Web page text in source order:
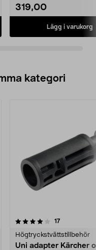
319,00
Lägg i varukorg
kategori
17recensioner
Högtryckstvättstillbehör
Uni adapter Kärcher
4.0 av 5 stjärnor